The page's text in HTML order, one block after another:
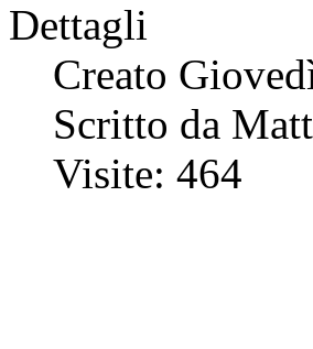
Dettagli
Creato
Scritto da
Visite: 464